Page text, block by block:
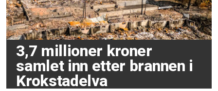
3,7 millioner kroner
samlet inn etter brannen i
Krokstadelva